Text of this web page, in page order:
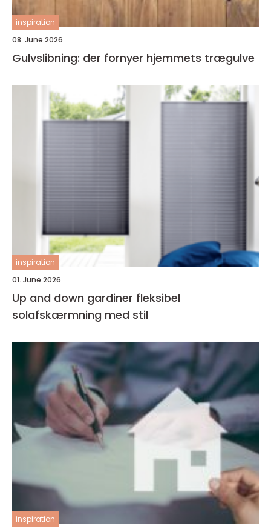
inspiration
08. June 2026
Gulvslibning: der fornyer hjemmets trægulve
inspiration
01. June 2026
Up and down gardiner fleksibel
solafskærmning med stil
inspiration